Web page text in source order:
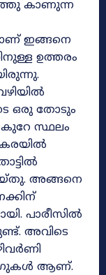
കാണുന്ന
ഇങ്ങനെ
ഉത്തരം
ഒരു തോടും
സ്ഥലം
അങ്ങനെ
പാരീസിൽ
അവിടെ
ആണ്‌.